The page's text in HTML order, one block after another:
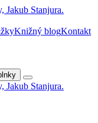
Knižný blogKontakt